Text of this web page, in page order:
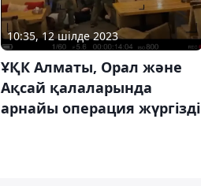
10:35, 12 шілде 2023
ҰҚК Алматы, Орал және
Ақсай қалаларында
арнайы операция жүргізді